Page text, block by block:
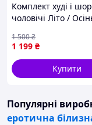
Комплект худі і
чоловічі Літо /
та шорти ЛЮКС
1 199 ₴
1 500₴
Купити
Популярні
еротична